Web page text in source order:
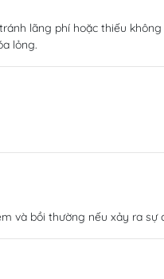
lãng phí hoặc thiếu không
lỏng.
và bồi thường nếu xảy ra sự